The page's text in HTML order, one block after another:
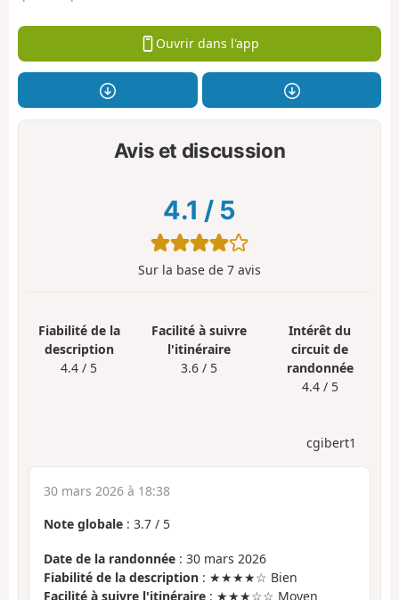
Ouvrir dans l'app
Avis et discussion
4.1 / 5
Sur la base de 7 avis
Fiabilité de la
description
4.4 / 5
Facilité à suivre
l'itinéraire
3.6 / 5
Intérêt du
circuit de
randonnée
4.4 / 5
cgibert1
30 mars 2026 à 18:38
Note globale : 3.7 / 5
Date de la randonnée : 30 mars 2026
Fiabilité de la description : ★★★★☆ Bien
Facilité à suivre l'itinéraire : ★★★☆☆ Moyen